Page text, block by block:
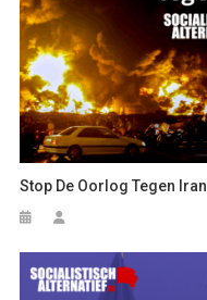
Stop De Oorlog Tegen Iran